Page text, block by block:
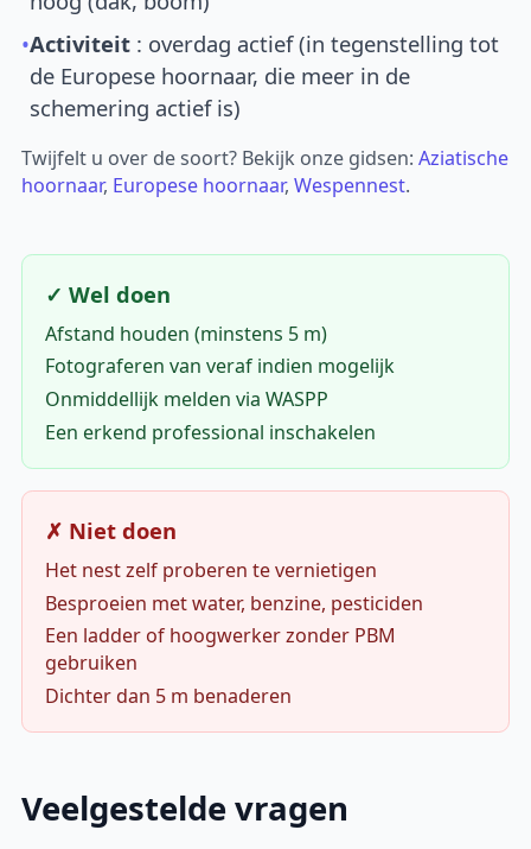
•Activiteit : overdag actief (in tegenstelling tot
de Europese hoornaar, die meer in de
schemering actief is)
Twijfelt u over de soort? Bekijk onze gidsen:Aziatische
hoornaar, Europese hoornaar,Wespennest.
✓ Wel doen
Afstand houden (minstens 5 m)
Fotograferen van veraf indien mogelijk
Onmiddellijk melden via WASPP
Een erkend professional inschakelen
✗ Niet doen
Het nest zelf proberen te vernietigen
Besproeien met water, benzine, pesticiden
Een ladder of hoogwerker zonder PBM
gebruiken
Dichter dan 5 m benaderen
Veelgestelde vragen